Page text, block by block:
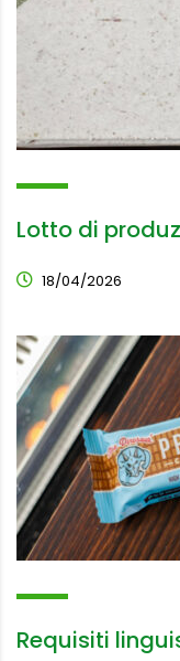
Lotto di
18/04/2026
Requisiti